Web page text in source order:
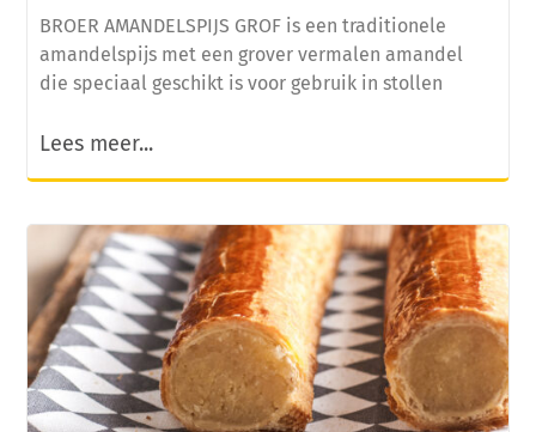
BROER AMANDELSPIJS GROF is een traditionele
amandelspijs met een grover vermalen amandel
die speciaal geschikt is voor gebruik in stollen
Lees meer...